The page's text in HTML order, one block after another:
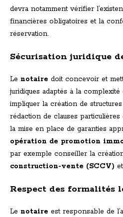
devra notamment vérifier
financières obligatoires et la
réservation.
Sécurisation juridique
Le notaire doit concevoir et
juridiques adaptés à la complexité
impliquer la création de
rédaction de clauses
la mise en place de garanties
opération de promotion
par exemple conseiller la création
construction-vente (SCCV)
Respect des formalités
Le notaire est responsable de